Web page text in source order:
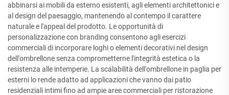
abbinarsi ai mobili da esterno esistenti, agli elementi architettonici e
al design del paesaggio, mantenendo al contempo il carattere
naturale e l'appeal del prodotto. Le opportunità di
personalizzazione con branding consentono agli esercizi
commerciali di incorporare loghi o elementi decorativi nel design
dell'ombrellone senza comprometterne l'integrità estetica o la
resistenza alle intemperie. La scalabilità dell'ombrellone in paglia per
esterni lo rende adatto ad applicazioni che vanno dai patio
residenziali intimi fino ad ampie aree commerciali per ristorazione